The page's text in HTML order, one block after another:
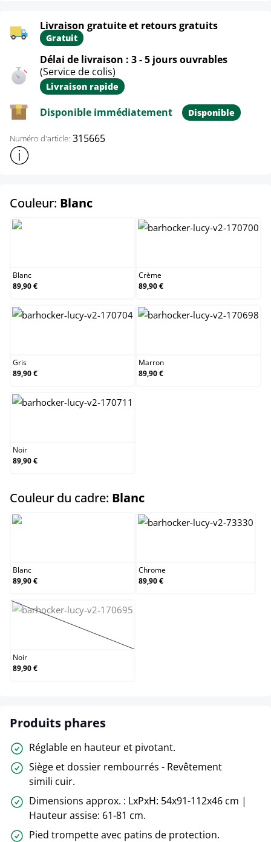
Livraison gratuite et retours gratuits
Gratuit
Délai de livraison : 3 - 5 jours ouvrables
(Service de colis)
Livraison rapide
Disponible immédiatement Disponible
Numéro d'article: 315665
Afficher plus d'informations sur le produit
Couleur: Blancselect
Blanc
89,90 €
Crème
89,90 €
Gris
89,90 €
Marron
89,90 €
Noir
89,90 €
Couleur du cadre: Blancselect
Blanc
89,90 €
Chrome
89,90 €
Noir
(Cette option n'est pas disponible pour le moment.)
Noir
89,90 €
Produits phares
Réglable en hauteur et pivotant.
Siège et dossier rembourrés - Revêtement
simili cuir.
Dimensions approx. : LxPxH: 54x91-112x46 cm |
Hauteur assise: 61-81 cm.
Pied trompette avec patins de protection.